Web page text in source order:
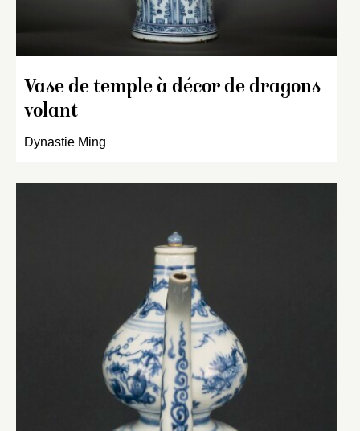
Vase de temple à décor de dragons
volant
Dynastie Ming